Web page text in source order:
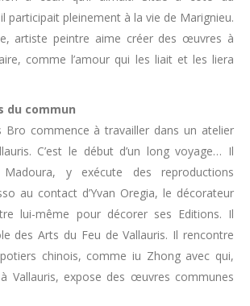
participait pleinement à la vie de Marignieu.
artiste peintre aime créer des œuvres à
comme l’amour qui les liait et les liera
du commun
Bro commence à travailler dans un atelier
C’est le début d’un long voyage… Il
y exécute des reproductions
au contact d’Yvan Oregia, le décorateur
lui-même pour décorer ses Editions. Il
des Arts du Feu de Vallauris. Il rencontre
chinois, comme iu Zhong avec qui,
Vallauris, expose des œuvres communes